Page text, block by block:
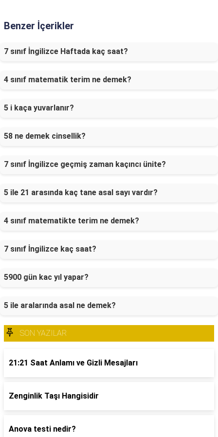
Benzer İçerikler
7 sınıf İngilizce Haftada kaç saat?
4 sınıf matematik terim ne demek?
5 i kaça yuvarlanır?
58 ne demek cinsellik?
7 sınıf İngilizce geçmiş zaman kaçıncı ünite?
5 ile 21 arasında kaç tane asal sayı vardır?
4 sınıf matematikte terim ne demek?
7 sınıf İngilizce kaç saat?
5900 gün kac yıl yapar?
5 ile aralarında asal ne demek?
SON YAZILAR
21:21 Saat Anlamı ve Gizli Mesajları
Zenginlik Taşı Hangisidir
Anova testi nedir?